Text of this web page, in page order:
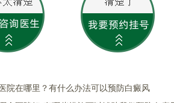
院在哪里？有什么办法可以预防白癜风